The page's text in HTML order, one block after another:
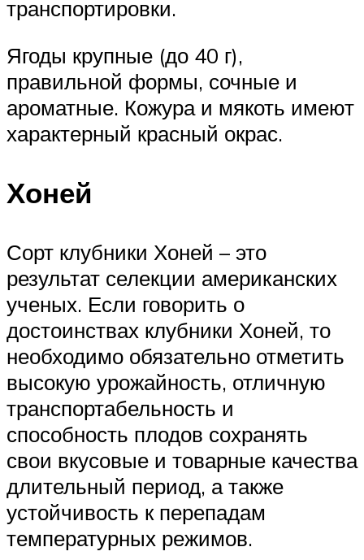
транспортировки.
Ягоды крупные (до 40 г),
правильной формы, сочные и
ароматные. Кожура и мякоть имеют
характерный красный окрас.
Хоней
Сорт клубники Хоней – это
результат селекции американских
ученых. Если говорить о
достоинствах клубники Хоней, то
необходимо обязательно отметить
высокую урожайность, отличную
транспортабельность и
способность плодов сохранять
свои вкусовые и товарные качества
длительный период, а также
устойчивость к перепадам
температурных режимов.